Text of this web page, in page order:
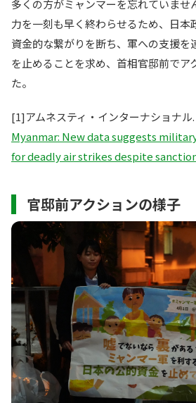
多くの方がミャンマーを忘れていませ
力を一刻も早く終わらせるため、日本
資金的な繋がりを断ち、軍への支援を
を止めることを求め、首相官邸前でア
た。
[1]アムネスティ・インターナショナル.
Myanmar: New data suggests
for deadly air strikes despite
官邸前アクションの様子